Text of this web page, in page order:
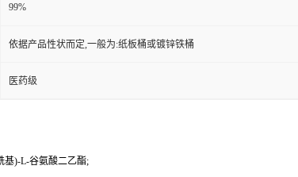
99%
依据产品性状而定,一般为:纸板桶或镀锌铁桶
医药级
基)-L-谷氨酸二乙酯;